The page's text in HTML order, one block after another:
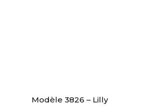
Modèle 3826 – Lilly